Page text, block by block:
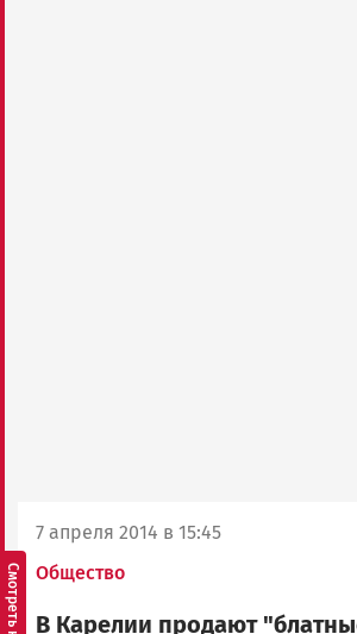
7 апреля 2014 в 15:45
Общество
В Карелии продают